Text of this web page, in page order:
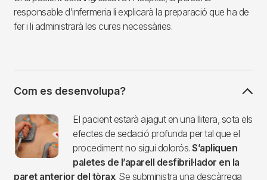
responsable d’infermeria li explicarà la preparació que ha de
fer i li administrarà les cures necessàries.
Com es desenvolupa?
Imagen
El pacient estarà ajagut en una llitera, sota els
efectes de sedació profunda per tal que el
procediment no sigui dolorós. S’apliquen
paletes de l’aparell desfibril·lador en la
paret anterior del tòrax. Se subministra una descàrrega